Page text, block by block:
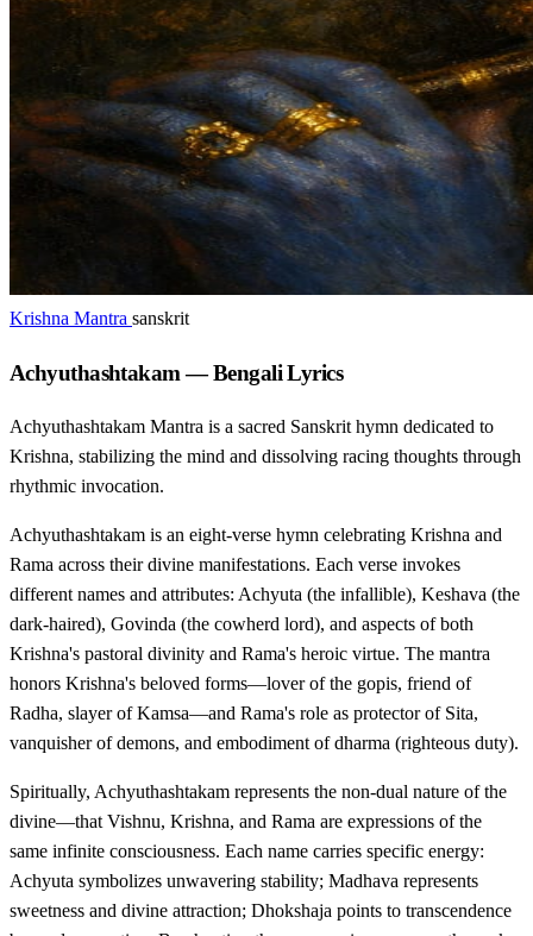
Krishna Mantra sanskrit
Achyuthashtakam — Bengali Lyrics
Achyuthashtakam Mantra is a sacred Sanskrit hymn dedicated to
Krishna, stabilizing the mind and dissolving racing thoughts through
rhythmic invocation.
Achyuthashtakam is an eight-verse hymn celebrating Krishna and
Rama across their divine manifestations. Each verse invokes
different names and attributes: Achyuta (the infallible), Keshava (the
dark-haired), Govinda (the cowherd lord), and aspects of both
Krishna's pastoral divinity and Rama's heroic virtue. The mantra
honors Krishna's beloved forms—lover of the gopis, friend of
Radha, slayer of Kamsa—and Rama's role as protector of Sita,
vanquisher of demons, and embodiment of dharma (righteous duty).
Spiritually, Achyuthashtakam represents the non-dual nature of the
divine—that Vishnu, Krishna, and Rama are expressions of the
same infinite consciousness. Each name carries specific energy:
Achyuta symbolizes unwavering stability; Madhava represents
sweetness and divine attraction; Dhokshaja points to transcendence